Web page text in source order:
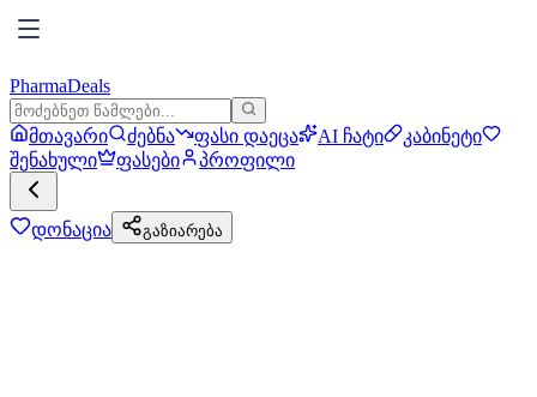
PharmaDeals
მთავარი ძებნა ფასი დაეცა AI ჩატი
კაბინეტი
შენახული
ფასები პროფილი
დონაცია გაზიარება